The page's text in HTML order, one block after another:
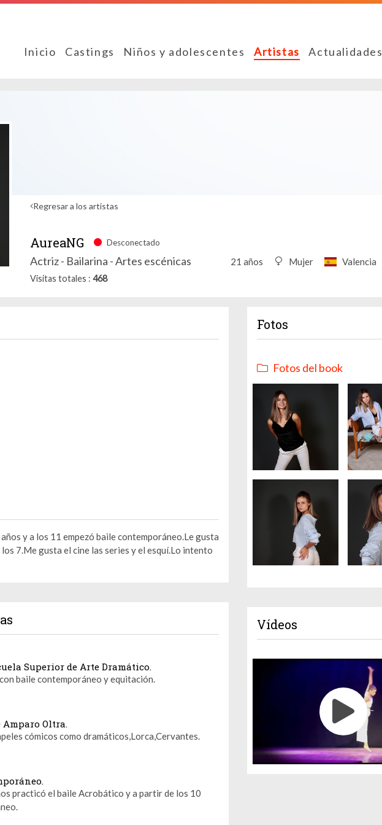
Inicio Castings Niños y adolescentes Artistas Actualidades
Regresar a los artistas
AureaNG Desconectado
Actriz - Bailarina - Artes escénicas 21 años Mujer Valencia
Visitas totales 468
y a los 11 empezó baile contemporáneo.Le gusta
7.Me gusta el cine las series y el esquí.Lo intento
Superior de Arte Dramático.
baile contemporáneo y equitación.
Amparo Oltra.
cómicos como dramáticos,Lorca,Cervantes.
practicó el baile Acrobático y a partir de los 10
Fotos
Fotos del book
Vídeos